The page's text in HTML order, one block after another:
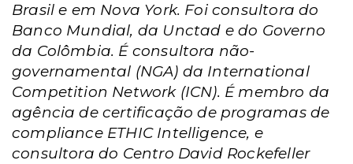
Brasil e em Nova York. Foi consultora do
Banco Mundial, da Unctad e do Governo
da Colômbia. É consultora não-
governamental (NGA) da International
Competition Network (ICN). É membro da
agência de certificação de programas de
compliance ETHIC Intelligence, e
consultora do Centro David Rockefeller